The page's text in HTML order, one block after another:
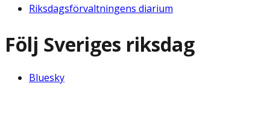
Riksdagsförvaltningens diarium
Följ Sveriges riksdag
Bluesky